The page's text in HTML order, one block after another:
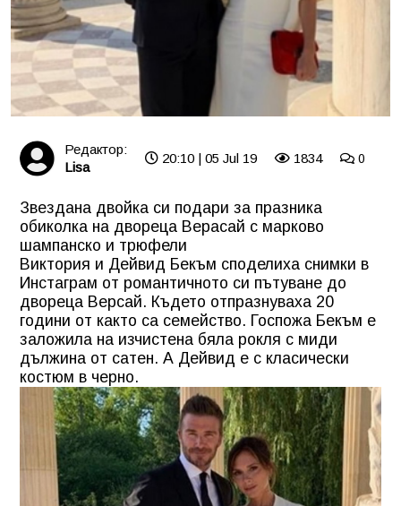
Редактор:
Lisa
20:10 | 05 Jul 19 1834 0
Звездана двойка си подари за празника
обиколка на двореца Верасай с марково
шампанско и трюфели
Виктория и Дейвид Бекъм споделиха снимки в
Инстаграм от романтичното си пътуване до
двореца Версай. Където отпразнуваха 20
години от както са семейство. Госпожа Бекъм е
заложила на изчистена бяла рокля с миди
дължина от сатен. А Дейвид е с класически
костюм в черно.